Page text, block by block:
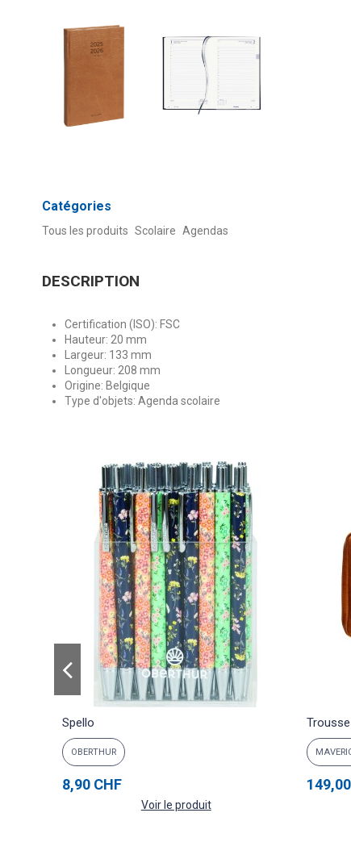
Catégories
Tous les produits Scolaire Agendas
DESCRIPTION
Certification (ISO): FSC
Hauteur: 20 mm
Largeur: 133 mm
Longueur: 208 mm
Origine: Belgique
Type d'objets: Agenda scolaire
Spello
OBERTHUR
8,90 CHF
Voir le produit